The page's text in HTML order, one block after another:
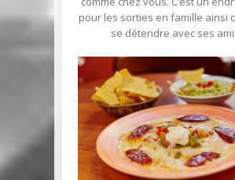
pour les sorties en famille ainsi
se détendre avec ses